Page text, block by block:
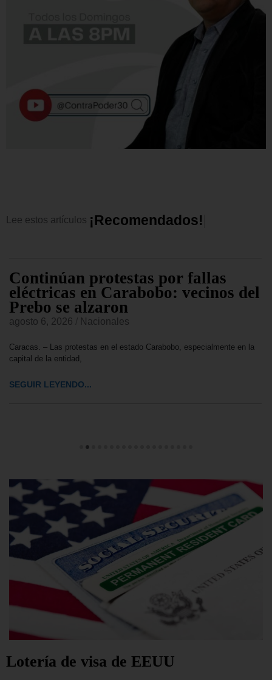
Lee estos artículos ¡Recomend ad os!
Continúan protestas por fallas
eléctricas en Carabobo: vecinos del
Prebo se alzaron
agosto 6, 2026 Nacionales
Caracas. – Las protestas en el estado Carabobo, especialmente en la
capital de la entidad,
SEGUIR LEYENDO...
Lotería de visa de EEUU